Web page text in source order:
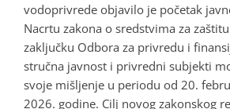
vodoprivrede objavilo je početak
Nacrtu zakona o sredstvima za
zaključku Odbora za privredu i
stručna javnost i privredni subjekti
svoje mišljenje u periodu od 20.
2026. godine. Cilj novog zakonskog